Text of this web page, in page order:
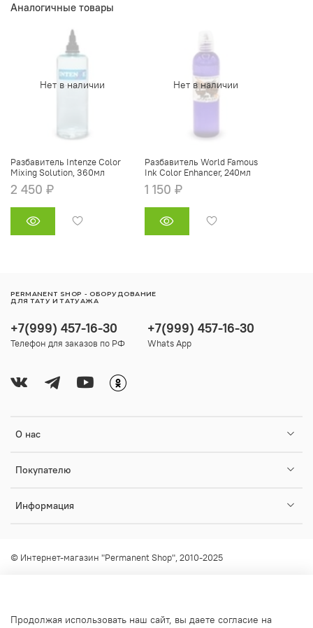
Аналогичные товары
Нет в наличии
Разбавитель Intenze Color
Mixing Solution, 360мл
2 450 ₽
Нет в наличии
Разбавитель World Famous
Ink Color Enhancer, 240мл
1 150 ₽
О нас
Покупателю
Информация
+7(999) 457-16-30
Телефон для заказов по РФ
+7(999) 457-16-30
Whats App
PERMANENT SHOP - ОБОРУДОВАНИЕ
ДЛЯ ТАТУ И ТАТУАЖА
© Интернет-магазин "Permanent Shop", 2010-2025
Продолжая использовать наш сайт, вы даете согласие на